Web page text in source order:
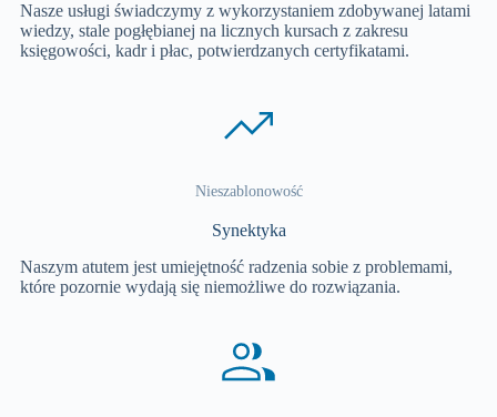
Nasze usługi świadczymy z wykorzystaniem zdobywanej latami
wiedzy, stale pogłębianej na licznych kursach z zakresu
księgowości, kadr i płac, potwierdzanych certyfikatami.
Nieszablonowość
Synektyka
Naszym atutem jest umiejętność radzenia sobie z problemami,
które pozornie wydają się niemożliwe do rozwiązania.